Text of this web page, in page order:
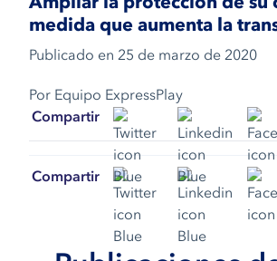
medida que aumenta la
Publicado en 25 de marzo de 2020
Por Equipo ExpressPlay
Compartir
Compartir